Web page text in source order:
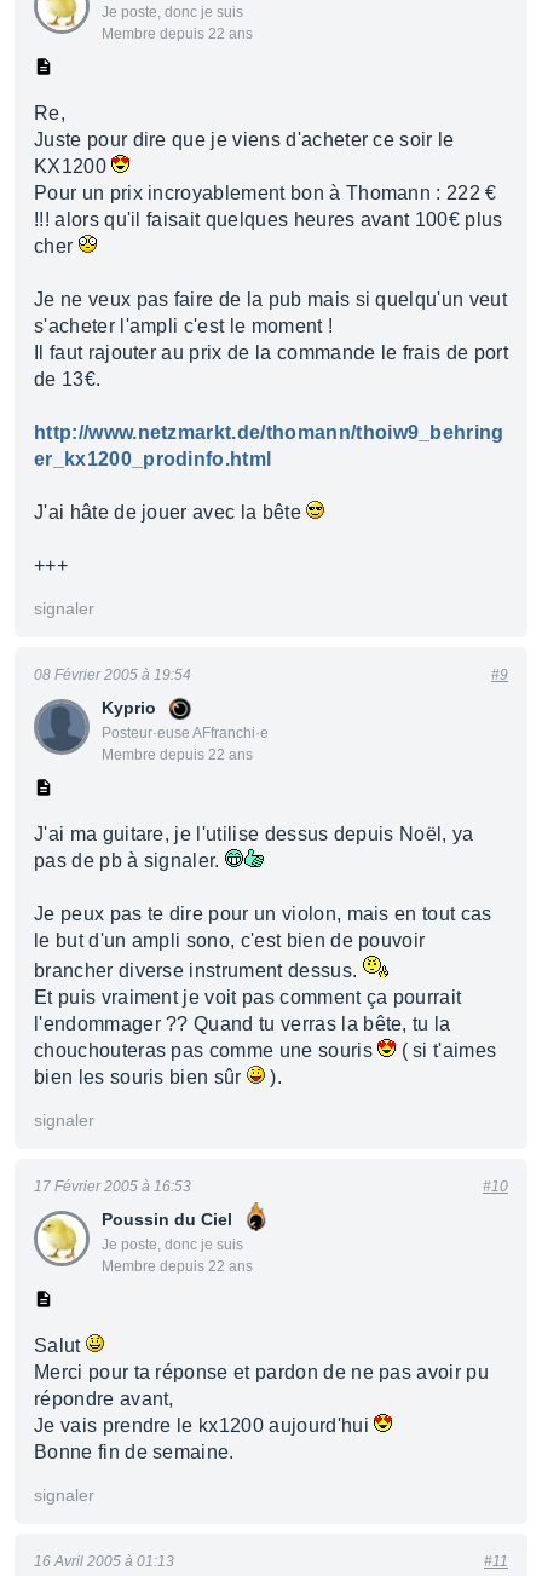
Je poste, donc je suis
Membre depuis 22 ans
Re,
Juste pour dire que je viens d'acheter ce soir le
KX1200
Pour un prix incroyablement bon à Thomann : 222 €
!!! alors qu'il faisait quelques heures avant 100€ plus
cher
Je ne veux pas faire de la pub mais si quelqu'un veut
s'acheter l'ampli c'est le moment !
Il faut rajouter au prix de la commande le frais de port
de 13€.
http://www.netzmarkt.de/thomann/thoiw9_behring
er_kx1200_prodinfo.html
J'ai hâte de jouer avec la bête
+++
signaler
Kyprio
Posteur·euse AFfranchi·e
Membre depuis 22 ans
08 Février 2005 à 19:54 #9
J'ai ma guitare, je l'utilise dessus depuis Noël, ya
pas de pb à signaler.
Je peux pas te dire pour un violon, mais en tout cas
le but d'un ampli sono, c'est bien de pouvoir
brancher diverse instrument dessus.
Et puis vraiment je voit pas comment ça pourrait
l'endommager ?? Quand tu verras la bête, tu la
chouchouteras pas comme une souris
( si t'aimes
bien les souris bien sûr
).
signaler
Poussin du Ciel
Je poste, donc je suis
Membre depuis 22 ans
17 Février 2005 à 16:53 #10
Salut
Merci pour ta réponse et pardon de ne pas avoir pu
répondre avant,
Je vais prendre le kx1200 aujourd'hui
Bonne fin de semaine.
signaler
16 Avril 2005 à 01:13 #11